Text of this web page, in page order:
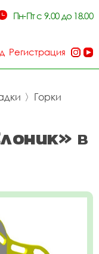
Пн-Пт с 9.00 до 18.00
Регистрация
〉 Горки
в